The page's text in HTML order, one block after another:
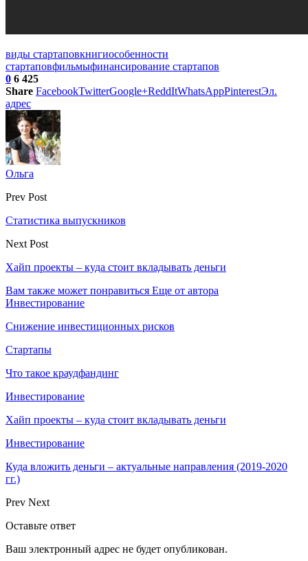
виды стартаповкнигиособенности
стартаповфильмыфинансирование стартапов
0 6 425
Share FacebookTwitterGoogle+ReddItWhatsAppPinterestЭл.
адрес
Ольга
Prev Post
Статистика выпускников
Next Post
Хайп проекты – куда стоит вкладывать деньги
Вам также может понравиться Еще от автора
Инвестирование
Снижение инвестиционных рисков
Стартапы
Что такое краудфандинг
Инвестирование
Хайп проекты – куда стоит вкладывать деньги
Инвестирование
Куда вложить деньги – актуальные направления (2019-2020
гг.)
Prev Next
Оставьте ответ
Ваш электронный адрес не будет опубликован.